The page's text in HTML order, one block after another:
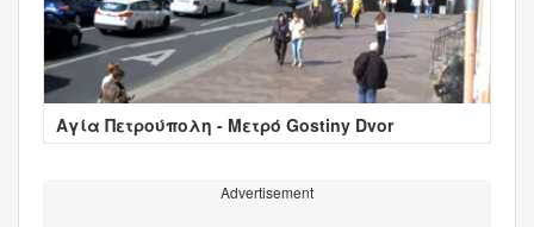
Αγία Πετρούπολη - Μετρό Gostiny Dvor
Advertisement